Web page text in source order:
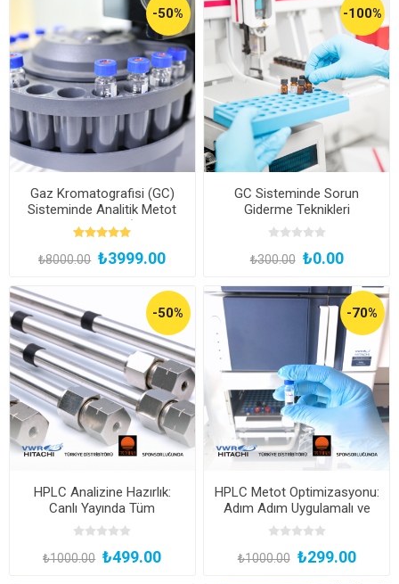
-50%
Gaz Kromatografisi (GC)
Sisteminde Analitik Metot
Geliştirme Eğitimi (Kayıttan
Hemen İzle)
₺8000.00 ₺3999.00
-100%
GC Sisteminde Sorun
Giderme Teknikleri
₺300.00 ₺0.00
-50%
HPLC Analizine Hazırlık:
Canlı Yayında Tüm
Detaylarıyla!
₺1000.00 ₺499.00
-70%
HPLC Metot Optimizasyonu:
Adım Adım Uygulamalı ve
Çevrimiçi Canlı Yayın
₺1000.00 ₺299.00